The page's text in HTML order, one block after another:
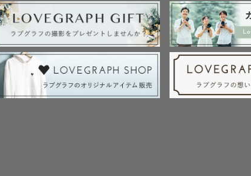
程を確保してください(事前予約の方を優先して出